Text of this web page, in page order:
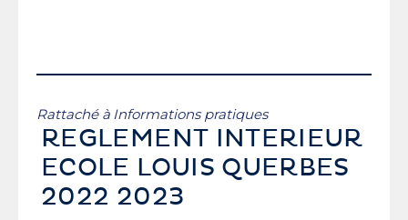
Rattaché à Informations pratiques
REGLEMENT INTERIEUR
ECOLE LOUIS QUERBES
2022 2023